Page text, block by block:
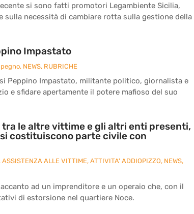
si sono fatti promotori Legambiente Sicilia,
sulla necessità di cambiare rotta sulla gestione della
Impastato
, NEWS, RUBRICHE
Peppino Impastato, militante politico, giornalista e
e sfidare apertamente il potere mafioso del suo
tra le altre vittime e gli altri enti presenti,
costituiscono parte civile con
, ASSISTENZA ALLE VITTIME, ATTIVITA' ADDIOPIZZO, NEWS,
ad un imprenditore e un operaio che, con il
di estorsione nel quartiere Noce.